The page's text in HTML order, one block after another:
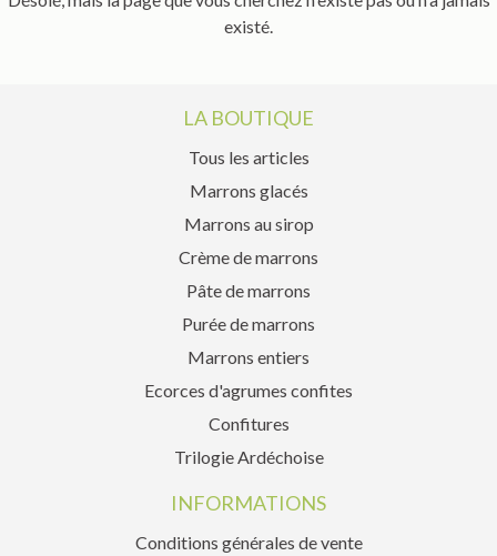
existé.
LA BOUTIQUE
Tous les articles
Marrons glacés
Marrons au sirop
Crème de marrons
Pâte de marrons
Purée de marrons
Marrons entiers
Ecorces d'agrumes confites
Confitures
Trilogie Ardéchoise
INFORMATIONS
Conditions générales de vente